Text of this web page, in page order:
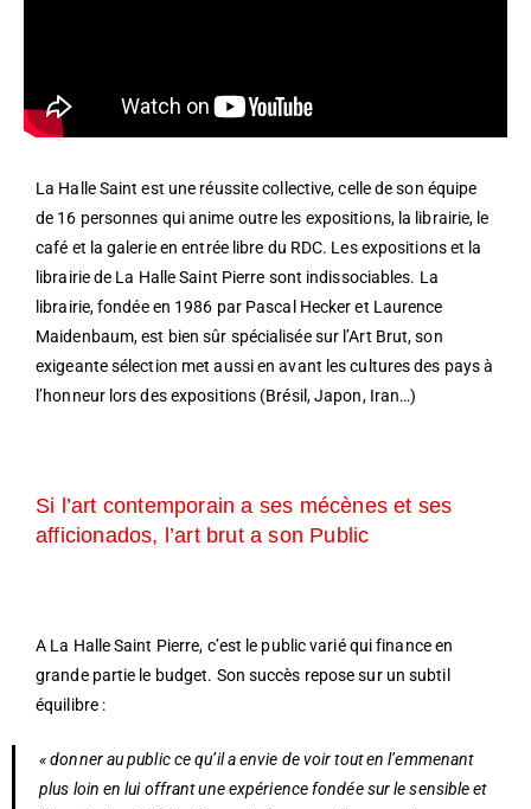
La Halle Saint est une réussite collective, celle de son équipe
de 16 personnes qui anime outre les expositions, la librairie, le
café et la galerie en entrée libre du RDC. Les expositions et la
librairie de La Halle Saint Pierre sont indissociables. La
librairie, fondée en 1986 par Pascal Hecker et Laurence
Maidenbaum, est bien sûr spécialisée sur l’Art Brut, son
exigeante sélection met aussi en avant les cultures des pays à
l’honneur lors des expositions (Brésil, Japon, Iran…)
Si l’art contemporain a ses mécènes et ses
afficionados, l’art brut a son Public
A La Halle Saint Pierre, c’est le public varié qui finance en
grande partie le budget. Son succès repose sur un subtil
équilibre :
« donner au public ce qu’il a envie de voir tout en l’emmenant
plus loin en lui offrant une expérience fondée sur le sensible et